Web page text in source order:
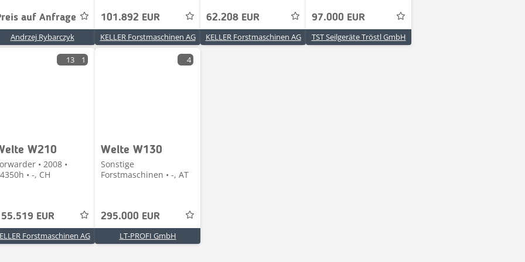
auf Anfrage
Andrzej Rybarczyk
101.892 EUR
KELLER Forstmaschinen AG
62.208 EUR
KELLER Forstmaschinen AG
97.000 EUR
TST Seilgeräte Tröstl GmbH
13 1
W210
• 2008 •
• -, CH
EUR
Forstmaschinen AG
4
Welte W130
Sonstige
Forstmaschinen • -, AT
295.000 EUR
LT-PROFI GmbH